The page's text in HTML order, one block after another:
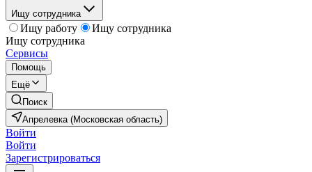
Ищу сотрудника
Ищу работу
Ищу сотрудника
Ищу сотрудника
Сервисы
Помощь
Ещё
Поиск
Апрелевка (Московская область)
Войти
Войти
Зарегистрироваться